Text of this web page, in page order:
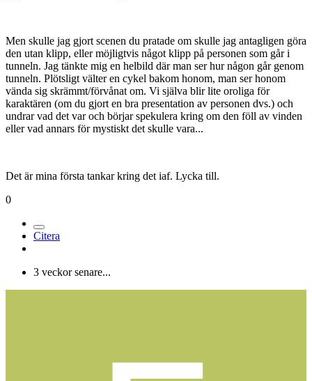
Men skulle jag gjort scenen du pratade om skulle jag antagligen göra
den utan klipp, eller möjligtvis något klipp på personen som går i
tunneln. Jag tänkte mig en helbild där man ser hur någon går genom
tunneln. Plötsligt välter en cykel bakom honom, man ser honom
vända sig skrämmt/förvånat om. Vi själva blir lite oroliga för
karaktären (om du gjort en bra presentation av personen dvs.) och
undrar vad det var och börjar spekulera kring om den föll av vinden
eller vad annars för mystiskt det skulle vara...
Det är mina första tankar kring det iaf. Lycka till.
0
Citera
3 veckor senare...